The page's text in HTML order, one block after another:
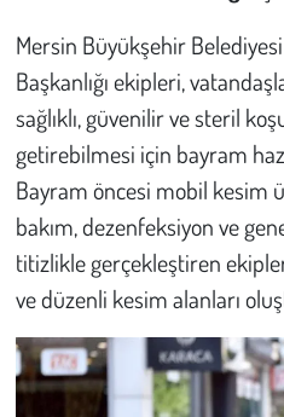
Mersin Büyükşehir
Başkanlığı ekipleri,
sağlıklı, güvenilir ve steril
getirebilmesi için bayram
Bayram öncesi mobil kesim
bakım, dezenfeksiyon ve
titizlikle gerçekleştiren
ve düzenli kesim alanları